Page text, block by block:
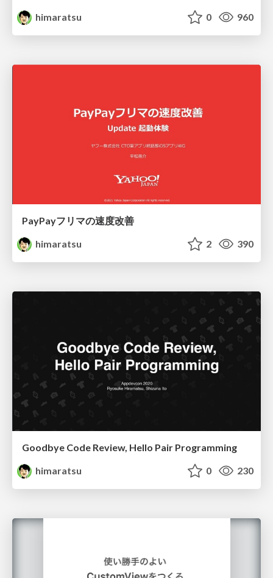
himaratsu
0 960
PayPayフリマの速度改善
himaratsu
2 390
Goodbye Code Review, Hello Pair Programming
himaratsu
0 230